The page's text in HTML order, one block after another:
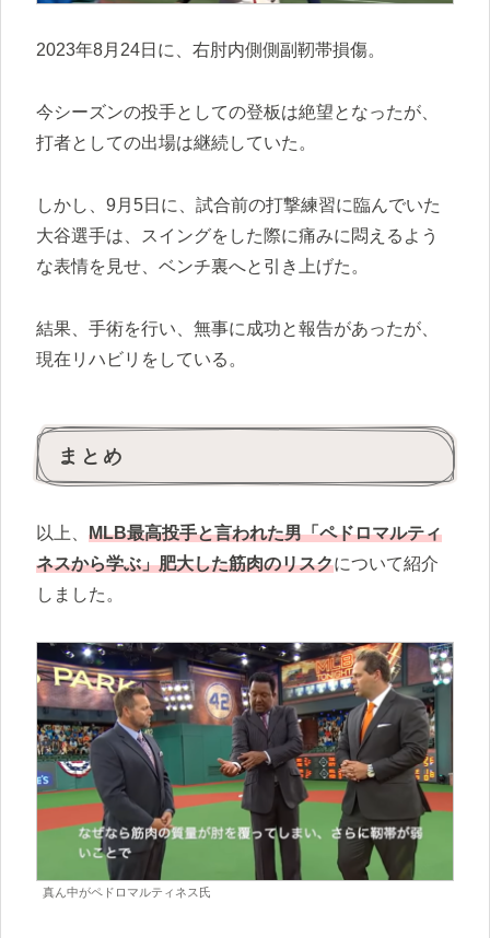
2023年8月24日に、右肘内側側副靭帯損傷。
今シーズンの投手としての登板は絶望となったが、
打者としての出場は継続していた。
しかし、9月5日に、試合前の打撃練習に臨んでいた
大谷選手は、スイングをした際に痛みに悶えるよう
な表情を見せ、ベンチ裏へと引き上げた。
結果、手術を行い、無事に成功と報告があったが、
現在リハビリをしている。
まとめ
以上、 MLB最高投手と言われた男「ペドロマルティ
ネスから学ぶ」肥大した筋肉のリスクについて紹介
しました。
真ん中がペドロマルティネス氏